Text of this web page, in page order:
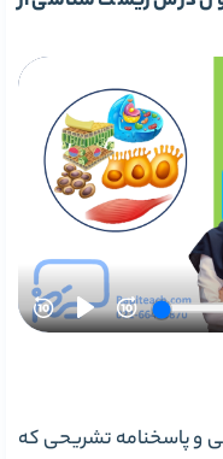
و پاسخنامه تشریحی که